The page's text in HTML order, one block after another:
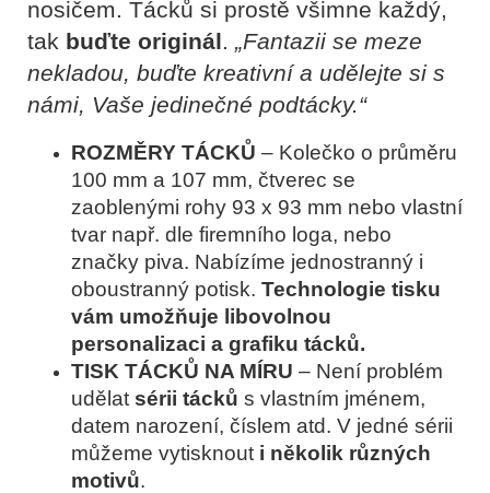
nosičem. Tácků si prostě všimne každý,
tak buďte originál. „Fantazii se meze
nekladou, buďte kreativní a udělejte si s
námi, Vaše jedinečné podtácky.“
ROZMĚRY TÁCKŮ – Kolečko o průměru
100 mm a 107 mm, čtverec se
zaoblenými rohy 93 x 93 mm nebo vlastní
tvar např. dle firemního loga, nebo
značky piva. Nabízíme jednostranný i
oboustranný potisk. Technologie tisku
vám umožňuje libovolnou
personalizaci a grafiku tácků.
TISK TÁCKŮ NA MÍRU – Není problém
udělat sérii tácků s vlastním jménem,
datem narození, číslem atd. V jedné sérii
můžeme vytisknout i několik různých
motivů.